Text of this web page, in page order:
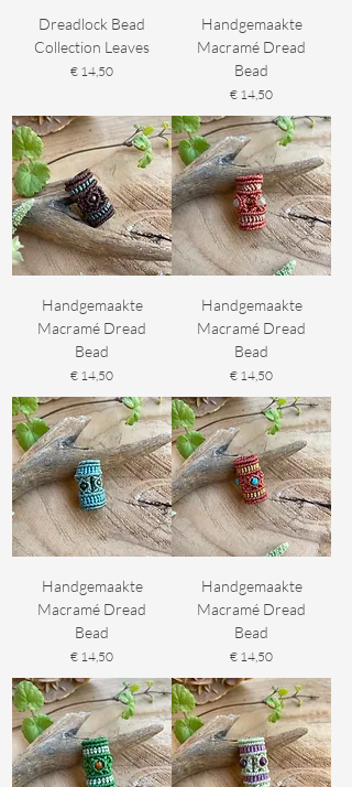
Dreadlock Bead
Collection Leaves
Prijs
€ 14,50
Handgemaakte
Macramé Dread
Bead
Prijs
€ 14,50
Handgemaakte
Macramé Dread
Bead
Prijs
€ 14,50
Handgemaakte
Macramé Dread
Bead
Prijs
€ 14,50
Handgemaakte
Macramé Dread
Bead
Prijs
€ 14,50
Handgemaakte
Macramé Dread
Bead
Prijs
€ 14,50